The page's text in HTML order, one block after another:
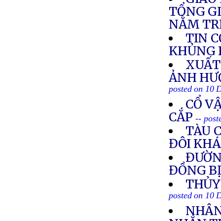
TỔNG
NẰM
TIN
KHỦNG
ẢNH
posted on 10
CỔ
CẮP--
TÀU
ĐÔI
ĐỒNG
posted on 10